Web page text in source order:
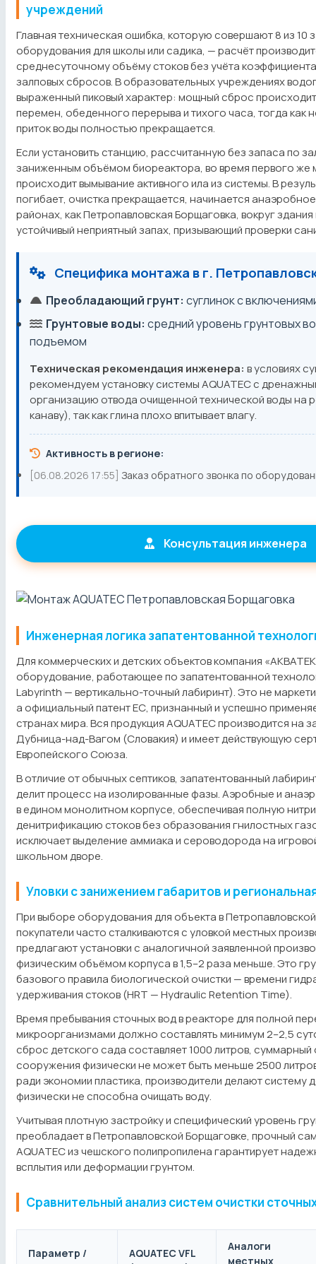
учреждений
Главная техническая ошибка, которую совершают 8 из 10
оборудования для школы или садика, — расчёт
среднесуточному объёму стоков без учёта
залповых сбросов. В образовательных учреждениях
выраженный пиковый характер: мощный сброс
перемен, обеденного перерыва и тихого часа, тогда как
приток воды полностью прекращается.
Если установить станцию, рассчитанную без запаса по
заниженным объёмом биореактора, во время первого же
происходит вымывание активного ила из системы. В
погибает, очистка прекращается, начинается анаэробное
районах, как Петропавловская Борщаговка, вокруг
устойчивый неприятный запах, призывающий проверки
Специфика монтажа в г.
Преобладающий грунт: суглинок с
Грунтовые воды: средний уровень грунтовых
подъемом
Техническая рекомендация инженера: в условиях
рекомендуем установку системы AQUATEC с
организацию отвода очищенной технической воды на
канаву), так как глина плохо впитывает влагу.
Активность в регионе:
[06.08.2026 17:55] Заказ обратного звонка по
Консультация инженера
Инженерная логика запатентованной
Для коммерческих и детских объектов компания
оборудование, работающее по запатентованной
Labyrinth — вертикально-точный лабиринт). Это не
а официальный патент ЕС, признанный и успешно
странах мира. Вся продукция AQUATEC производится на
Дубница-над-Вагом (Словакия) и имеет действующую
Европейского Союза.
В отличие от обычных септиков, запатентованный
делит процесс на изолированные фазы. Аэробные и
в едином монолитном корпусе, обеспечивая полную
денитрификацию стоков без образования гнилостных
исключает выделение аммиака и сероводорода на
школьном дворе.
Уловки с занижением габаритов и
При выборе оборудования для объекта в
покупатели часто сталкиваются с уловкой местных
предлагают установки с аналогичной заявленной
физическим объёмом корпуса в 1,5–2 раза меньше. Это
базового правила биологической очистки — времени
удерживания стоков (HRT — Hydraulic Retention Time).
Время пребывания сточных вод в реакторе для полной
микроорганизмами должно составлять минимум 2–2,5
сброс детского сада составляет 1000 литров,
сооружения физически не может быть меньше 2500
ради экономии пластика, производители делают систему
физически не способна очищать воду.
Учитывая плотную застройку и специфический уровень
преобладает в Петропавловской Борщаговке, прочный
AQUATEC из чешского полипропилена гарантирует
всплытия или деформации грунтом.
Сравнительный анализ систем очистки
Параметр /
AQUATEC VFL
Аналоги
местных